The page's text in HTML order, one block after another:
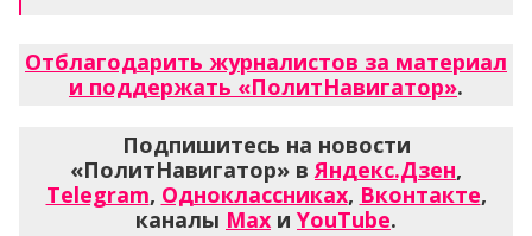
Отблагодарить журналистов за материал
и поддержать «ПолитНавигатор».
Подпишитесь на новости
«ПолитНавигатор» вЯндекс.Дзен,
Telegram, Одноклассниках, Вконтакте,
каналы Max и YouTube.